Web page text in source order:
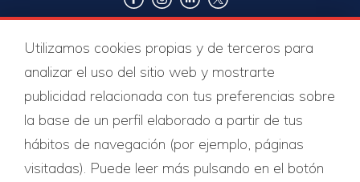
Certificados de calidad
Utilizamos cookies propias y de terceros para
analizar el uso del sitio web y mostrarte
publicidad relacionada con tus preferencias sobre
la base de un perfil elaborado a partir de tus
hábitos de navegación (por ejemplo, páginas
visitadas). Puede leer más pulsando en el botón